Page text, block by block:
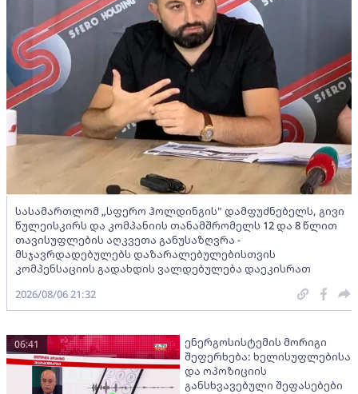
სასამართლომ „სფერო ჰოლდინგის" დამფუძნებელს, გივი
წულეისკირს და კომპანიის თანამშრომელს 12 და 8 წლით
თავისუფლების აღკვეთა განუსაზღვრა -
მსჯავრდადებულებს დაზარალებულებისთვის
კომპენსაციის გადახდის ვალდებულება დაეკისრათ
2026/08/06 21:32
ენერგოსისტემის მორიგი
შეფერხება: ხელისუფლებისა
და ოპოზიციის
განსხვავებული შეფასებები
06:41